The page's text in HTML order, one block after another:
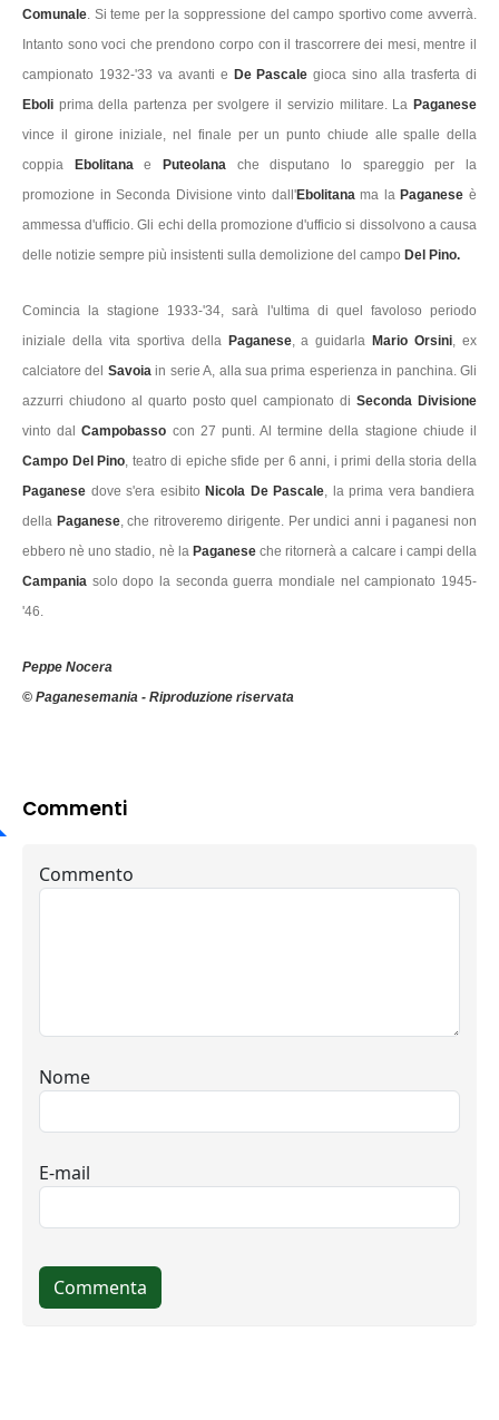
Comunale. Si teme per la soppressione del campo sportivo come avverrà.
Intanto sono voci che prendono corpo con il trascorrere dei mesi, mentre il
campionato 1932-'33 va avanti e De Pascalegioca sino alla trasferta di
Eboli prima della partenza per svolgere il servizio militare. La Paganese
vince il girone iniziale, nel finale per un punto chiude alle spalle della
coppia
Ebolitanae Puteolana che disputano lo spareggio per la
promozione in Seconda Divisione vinto dall'Ebolitanama la Paganese è
ammessa d'ufficio. Gli echi della promozione d'ufficio si dissolvono a causa
delle notizie sempre più insistenti sulla demolizione del campo Del Pino.
Comincia la stagione 1933-'34, sarà l'ultima di quel favoloso periodo
iniziale della vita sportiva della Paganese, a guidarla Mario Orsini, ex
calciatore del Savoiain serie A, alla sua prima esperienza in panchina. Gli
azzurri chiudono al quarto posto quel campionato diSeconda Divisione
vinto dalCampobasso con 27 punti. Al termine della stagione chiude il
Campo Del Pino, teatro di epiche sfide per 6 anni, i primi della storia della
Paganese dove s'era esibito Nicola De Pascale, la prima vera bandiera
della Paganese, che ritroveremo dirigente. Per undici anni i paganesi non
ebbero nè uno stadio, nè la Paganeseche ritornerà a calcare i campi della
Campania solo dopo la seconda guerra mondiale nel campionato 1945-
'46.
Peppe Nocera
© Paganesemania - Riproduzione riservata
Commenti